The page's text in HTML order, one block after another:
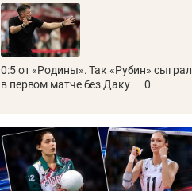
0:5 от «Родины». Так «Рубин» сыграл
в первом матче без Даку
0